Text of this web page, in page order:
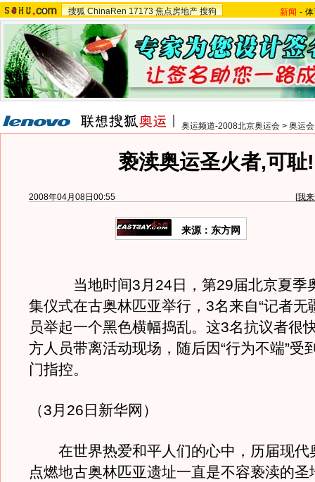
搜狐 ChinaRen 17173 焦点房地产 搜狗 新闻 -
奥运频道-2008北京奥运会 > 奥运
亵渎奥运圣火者,可耻!
2008年04月08日00:55 [我
来源：东方网
当地时间3月24日，第29届北京夏季
集仪式在古奥林匹亚举行，3名来自“记者无
员举起一个黑色横幅捣乱。这3名抗议者很
方人员带离活动现场，随后因“行为不端”受
门指控。
（3月26日新华网）
在世界热爱和平人们的心中，历届现代
点燃地古奥林匹亚遗址一直是不容亵渎的圣